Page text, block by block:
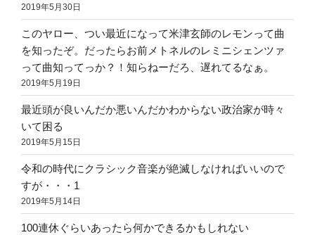
2019年5月30日
このヤロー、つい最近になって米津玄師のレモンって曲
を知ったぞ。だったらお前メトネルのレミニシェンツァ
って曲知ってっか？！知らねーだろ、遅れてるなぁ。
2019年5月19日
最近頭が良いんだか悪いんだかわからない政治家が時々
いて困る
2019年5月15日
令和の時代にクラシック音楽が絶滅しなければいいので
すが・・・1
2019年5月14日
100連休ぐらいあったら何かできるかもしれない